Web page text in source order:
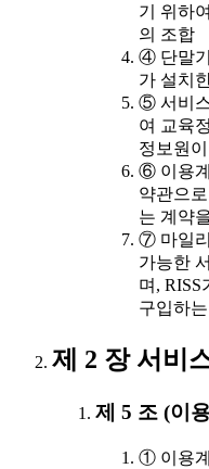
기 위하
의 조합
④ 단말
가 설치
⑤ 서비
여 교육
정보원
⑥ 이용계
약관으
는 계약
⑦ 마일리
가능한
며,
구입하
제 2 장 서비
제 5 조 (이
① 이용